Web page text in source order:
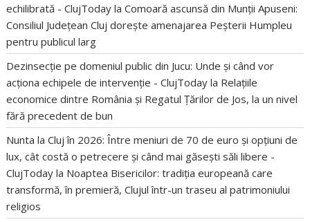
echilibrată - ClujToday laComoară ascunsă din Munții Apuseni:
Consiliul Județean Cluj dorește amenajarea Peșterii Humpleu
pentru publicul larg
Dezinsecție pe domeniul public din Jucu: Unde și când vor
acționa echipele de intervenție - ClujToday la Relațiile
economice dintre România și Regatul Țărilor de Jos, la un nivel
fără precedent de bun
Nunta la Cluj în 2026: Între meniuri de 70 de euro și opțiuni de
lux, cât costă o petrecere și când mai găsești săli libere -
ClujToday la Noaptea Bisericilor: tradiția europeană care
transformă, în premieră, Clujul într-un traseu al patrimoniului
religios